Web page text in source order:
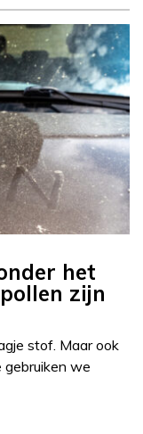
het
zijn
stof. Maar ook
gebruiken we